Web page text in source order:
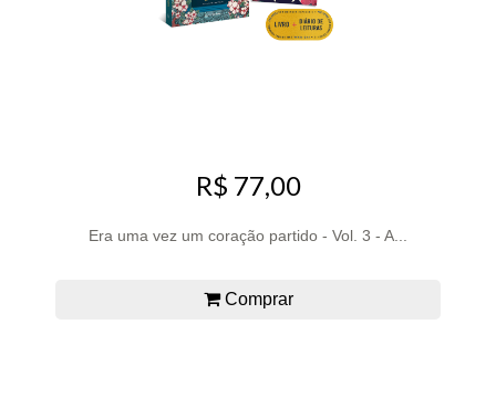
R$ 77,00
Era uma vez um coração partido - Vol. 3 - A...
Comprar